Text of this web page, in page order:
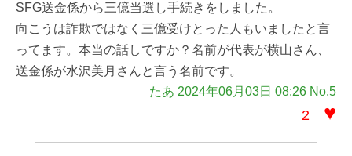
SFG送金係から三億当選し手続きをしました。
向こうは詐欺ではなく三億受けとった人もいましたと言
ってます。本当の話しですか？名前が代表が横山さん、
送金係が水沢美月さんと言う名前です。
たあ 2024年06月03日 08:26 No.5
2 ♥